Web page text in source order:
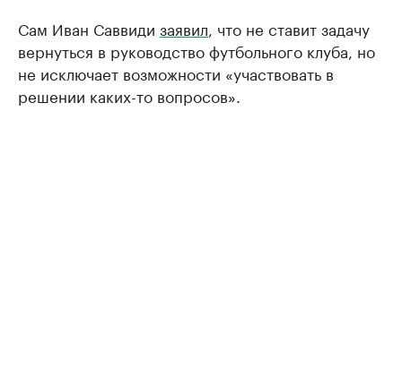
Сам Иван Саввиди заявил , что не ставит задачу
вернуться в руководство футбольного клуба, но
не исключает возможности «участвовать в
решении каких-то вопросов».